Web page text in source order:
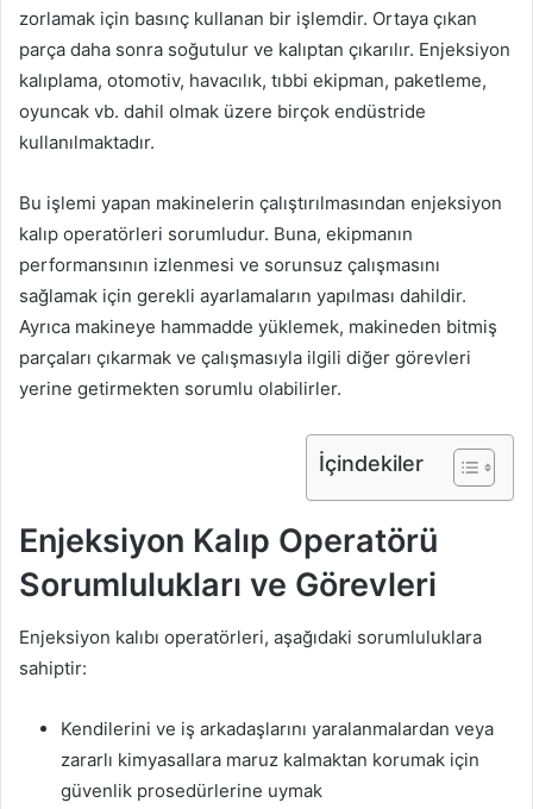
zorlamak için basınç kullanan bir işlemdir. Ortaya çıkan
parça daha sonra soğutulur ve kalıptan çıkarılır. Enjeksiyon
kalıplama, otomotiv, havacılık, tıbbi ekipman, paketleme,
oyuncak vb. dahil olmak üzere birçok endüstride
kullanılmaktadır.
Bu işlemi yapan makinelerin çalıştırılmasından enjeksiyon
kalıp operatörleri sorumludur. Buna, ekipmanın
performansının izlenmesi ve sorunsuz çalışmasını
sağlamak için gerekli ayarlamaların yapılması dahildir.
Ayrıca makineye hammadde yüklemek, makineden bitmiş
parçaları çıkarmak ve çalışmasıyla ilgili diğer görevleri
yerine getirmekten sorumlu olabilirler.
İçindekiler
Enjeksiyon Kalıp Operatörü
Sorumlulukları ve Görevleri
Enjeksiyon kalıbı operatörleri, aşağıdaki sorumluluklara
sahiptir:
Kendilerini ve iş arkadaşlarını yaralanmalardan veya
zararlı kimyasallara maruz kalmaktan korumak için
güvenlik prosedürlerine uymak